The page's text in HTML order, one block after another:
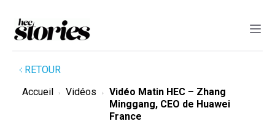
RETOUR
Accueil
Vidéos
Vidéo Matin HEC – Zhang
Minggang, CEO de Huawei
France